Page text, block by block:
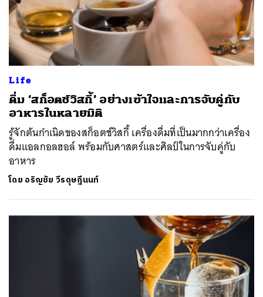
Life
ดื่ม ‘สก็อตช์วิสกี้’ อย่างเข้าใจและการจับคู่กับ
อาหารในหลายมิติ
รู้จักต้นกำเนิดของสก็อตช์วิสกี้ เครื่องดื่มที่เป็นมากกว่าเครื่อง
ดื่มแอลกอลฮอล์ พร้อมกับศาสตร์และศิลป์ในการจับคู่กับ
อาหาร
โดย อริญชัย วีรดุษฎีนนท์